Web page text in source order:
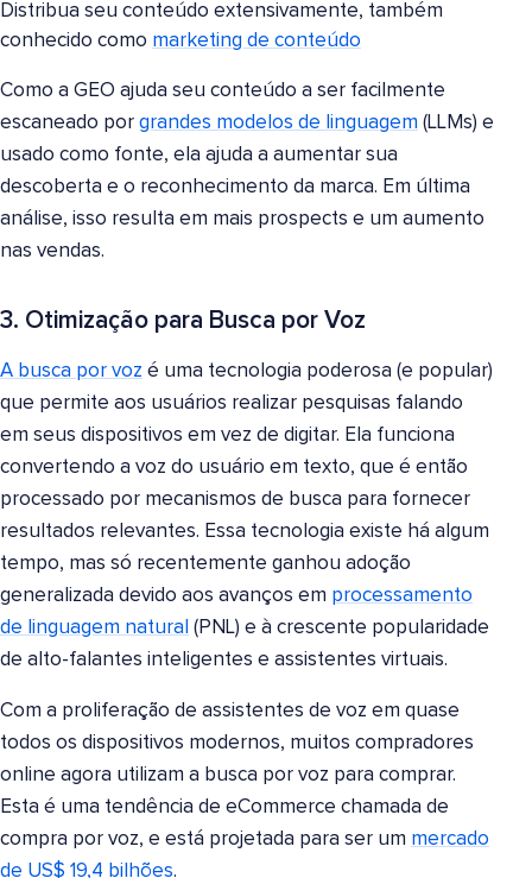
Distribua seu conteúdo extensivamente, também
conhecido como marketing de conteúdo
Como a GEO ajuda seu conteúdo a ser facilmente
escaneado por grandes modelos de linguagem (LLMs) e
usado como fonte, ela ajuda a aumentar sua
descoberta e o reconhecimento da marca. Em última
análise, isso resulta em mais prospects e um aumento
nas vendas.
3. Otimização para Busca por Voz
A busca por voz é uma tecnologia poderosa (e popular)
que permite aos usuários realizar pesquisas falando
em seus dispositivos em vez de digitar. Ela funciona
convertendo a voz do usuário em texto, que é então
processado por mecanismos de busca para fornecer
resultados relevantes. Essa tecnologia existe há algum
tempo, mas só recentemente ganhou adoção
generalizada devido aos avanços em processamento
de linguagem natural (PNL) e à crescente popularidade
de alto-falantes inteligentes e assistentes virtuais.
Com a proliferação de assistentes de voz em quase
todos os dispositivos modernos, muitos compradores
online agora utilizam a busca por voz para comprar.
Esta é uma tendência de eCommerce chamada de
compra por voz, e está projetada para ser um mercado
de US$ 19,4 bilhões.